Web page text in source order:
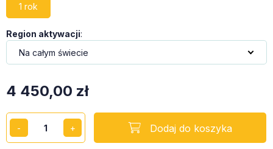
1 rok
Region aktywacji:
4 450,00 zł
Dodaj do koszyka